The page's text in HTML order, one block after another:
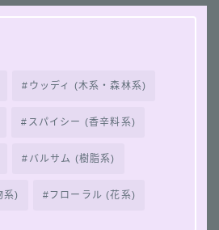
ウッディ (木系・森林系)
スパイシー (香辛料系)
バルサム (樹脂系)
系) フローラル (花系)